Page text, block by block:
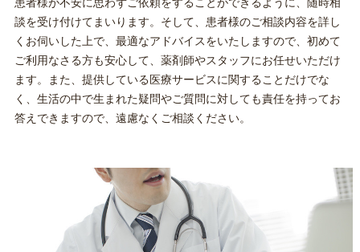
談を受け付けてまいります。そして、患者様のご相談内容を詳し
くお伺いした上で、最適なアドバイスをいたしますので、初めて
ご利用なさる方も安心して、薬剤師やスタッフにお任せいただけ
ます。また、提供している医療サービスに関することだけでな
く、生活の中で生まれた疑問やご質問に対しても責任を持ってお
答えできますので、遠慮なくご相談ください。